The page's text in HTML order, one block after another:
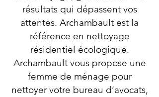
résultats qui dépassent vos
attentes. Archambault est la
référence en nettoyage
résidentiel écologique.
Archambault vous propose une
femme de ménage pour
nettoyer votre bureau d’avocats,